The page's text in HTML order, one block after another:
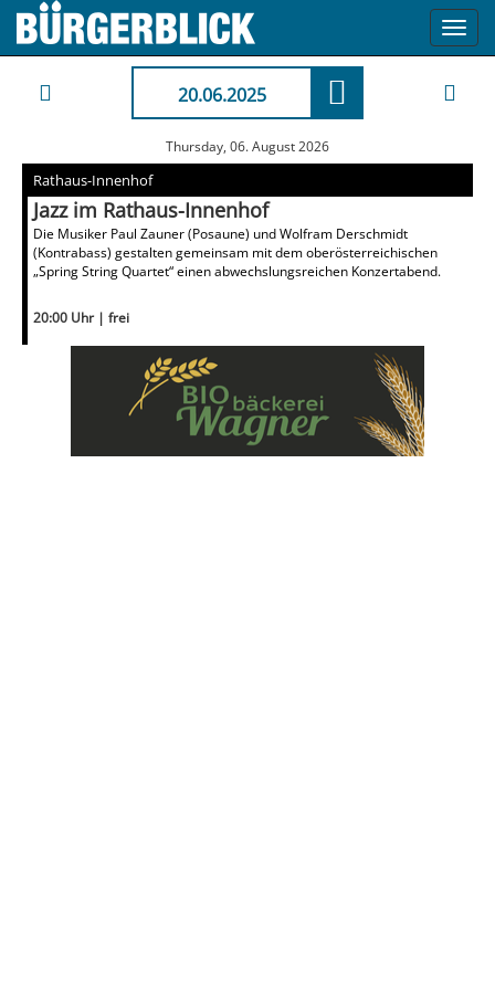
20.06.2025
Thursday, 06. August 2026
Rathaus-Innenhof
Jazz im Rathaus-Innenhof
Die Musiker Paul Zauner (Posaune) und Wolfram Derschmidt
(Kontrabass) gestalten gemeinsam mit dem oberösterreichischen
„Spring String Quartet“ einen abwechslungsreichen Konzertabend.
20:00 Uhr | frei